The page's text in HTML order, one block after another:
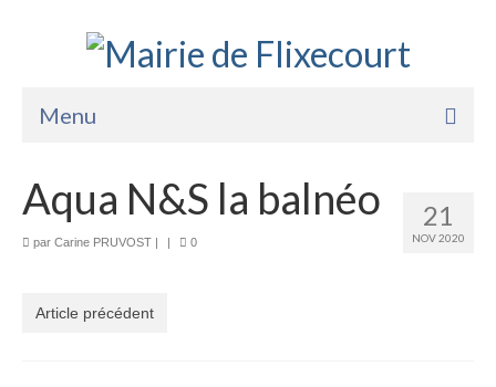
Menu
La Mairie
Services
21
NOV 2020
Aqua N&S la balnéo
par Carine PRUVOST | | 0
Article précédent